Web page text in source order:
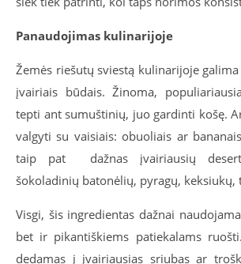
Panaudojimas kulinarijoje
Žemės riešutų sviestą kulinarijoje
įvairiais būdais. Žinoma,
tepti ant sumuštinių, juo gardinti košę.
valgyti su vaisiais: obuoliais ar
taip pat dažnas įvairiausių
šokoladinių batonėlių, pyragų, keksiukų,
Visgi, šis ingredientas dažnai
bet ir pikantiškiems patiekalams
dedamas į įvairiausias sriubas ar